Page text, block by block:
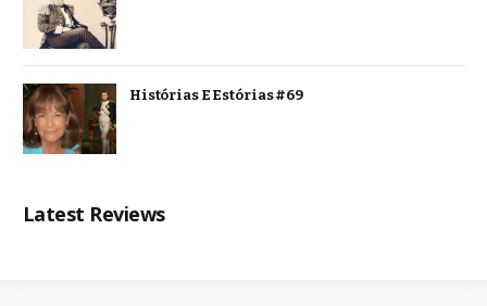
Histórias E Estórias #69
Latest Reviews